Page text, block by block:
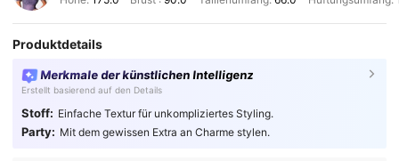
Produktdetails
Merkmale der künstlichen Intelligenz
Erstellt basierend auf den Details
Stoff: Einfache Textur für unkompliziertes Styling.
Party: Mit dem gewissen Extra an Charme stylen.